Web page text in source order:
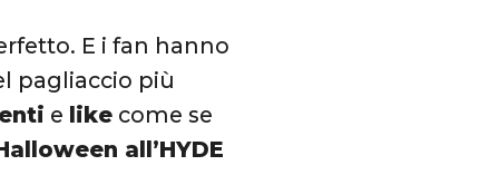
E i fan hanno
pagliaccio più
e like come se
all’HYDE